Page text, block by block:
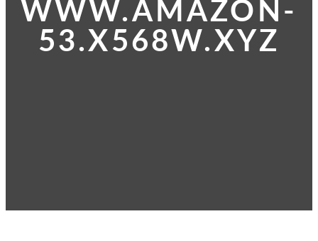
WWW.AMAZON-
53.X568W.XYZ